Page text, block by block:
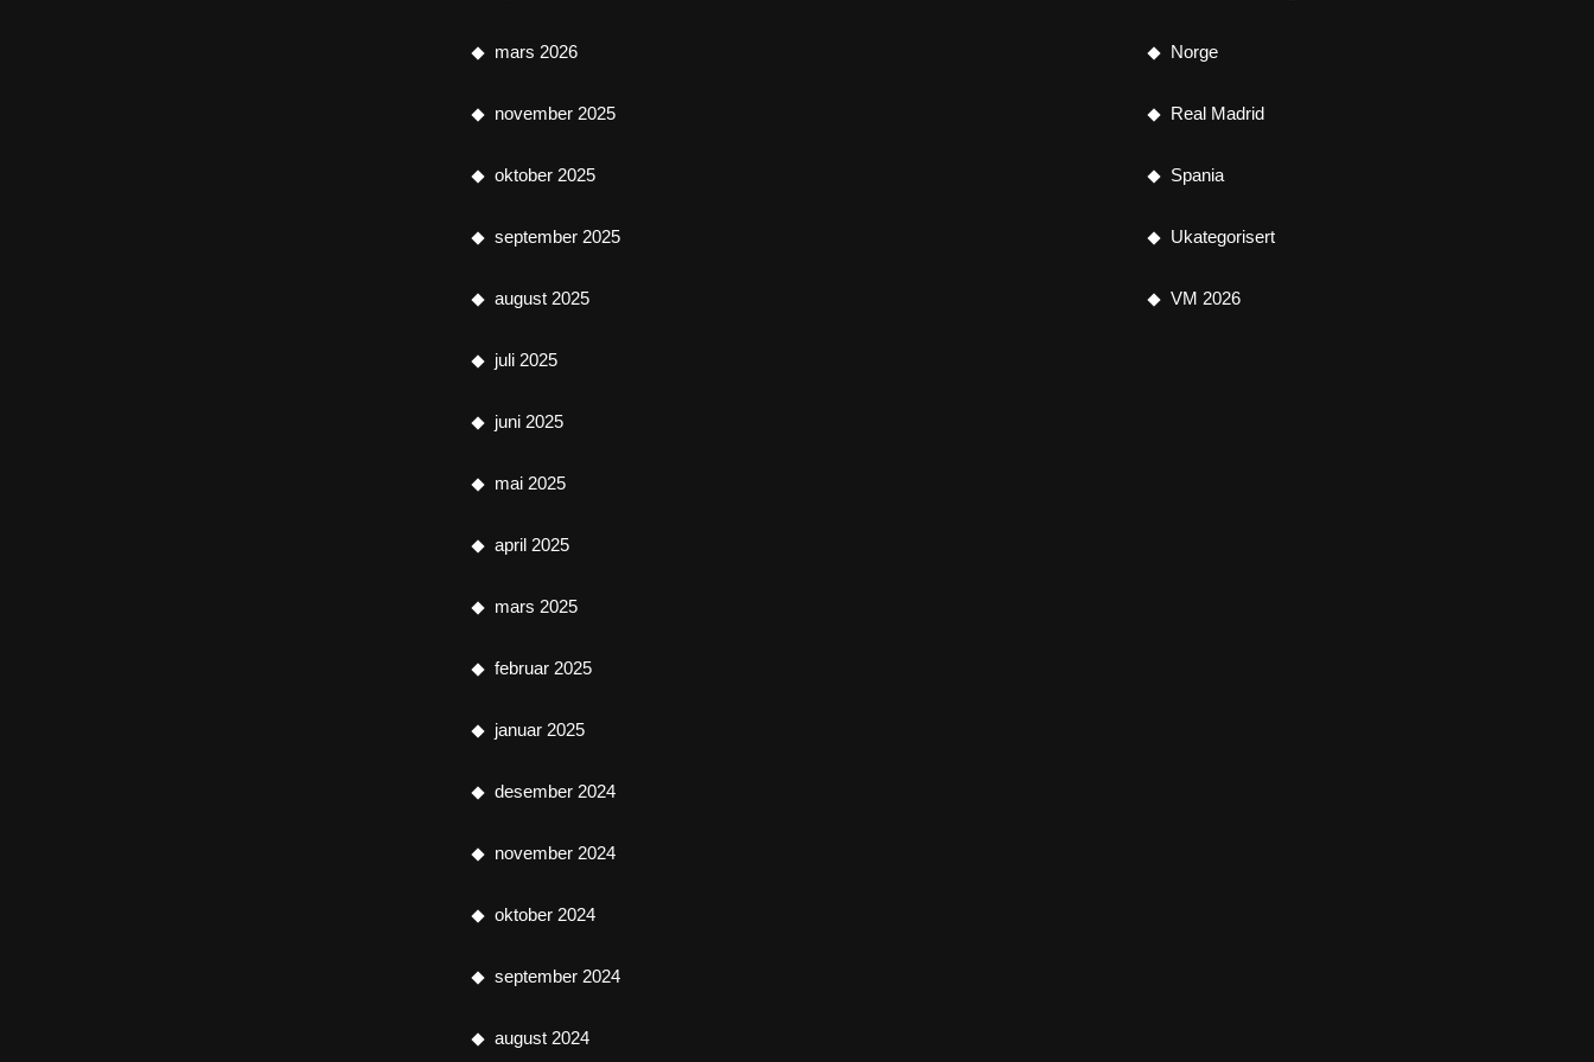
mars 2026
november 2025
oktober 2025
september 2025
august 2025
juli 2025
juni 2025
mai 2025
april 2025
mars 2025
februar 2025
januar 2025
desember 2024
november 2024
oktober 2024
september 2024
august 2024
Norge
Real Madrid
Spania
Ukategorisert
VM 2026